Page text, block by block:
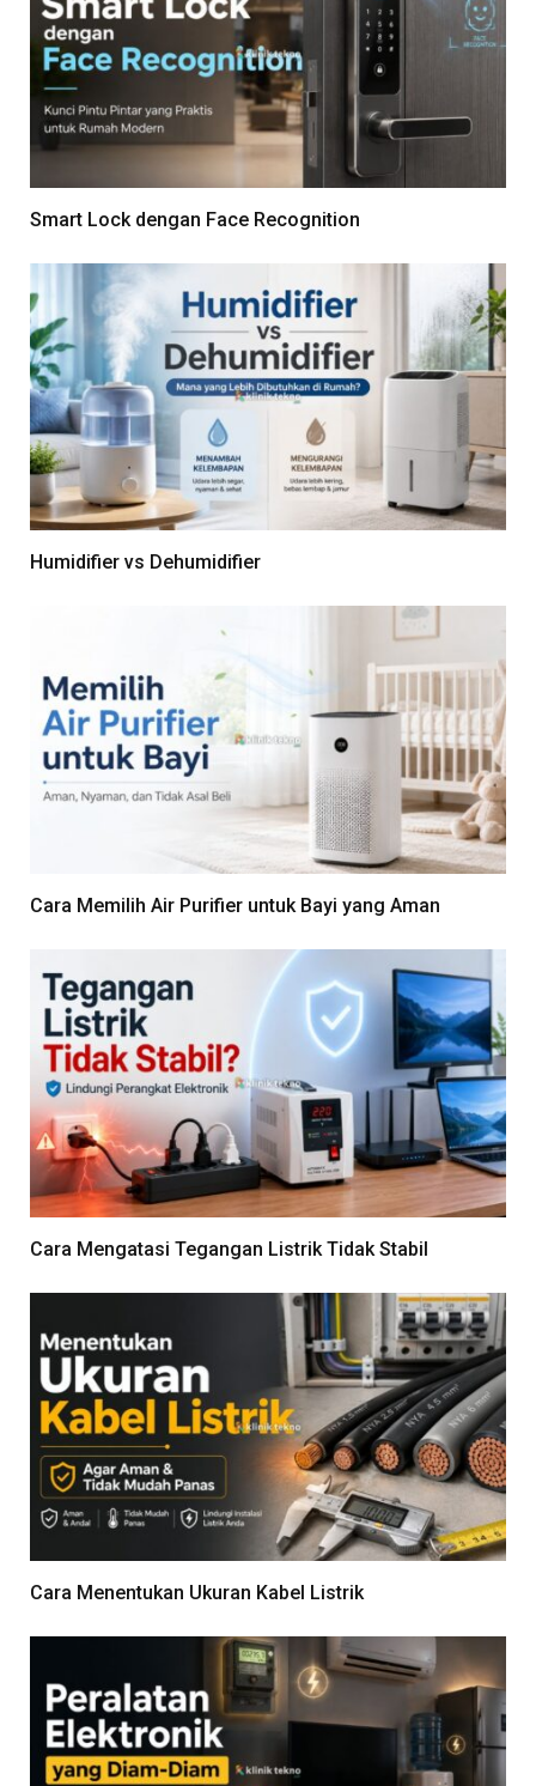
Smart Lock dengan Face Recognition
Humidifier vs Dehumidifier
Cara Memilih Air Purifier untuk Bayi yang Aman
Cara Mengatasi Tegangan Listrik Tidak Stabil
Cara Menentukan Ukuran Kabel Listrik